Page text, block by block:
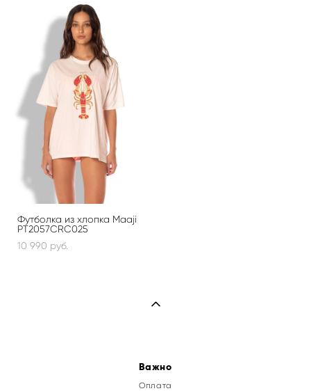
Футболка из хлопка Maaji
PT2057CRC025
10 990 pуб.
Важно
Оплата